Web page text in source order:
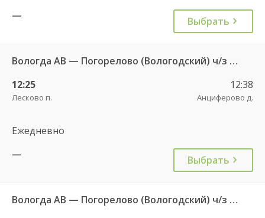
—
Выбрать
Вологда АВ — Погорелово (Вологодский) ч/з Новый Источник 422
12:25
Лесково п.
12:38
Анциферово д.
Ежедневно
—
Выбрать
Вологда АВ — Погорелово (Вологодский) ч/з Новый Источник 422